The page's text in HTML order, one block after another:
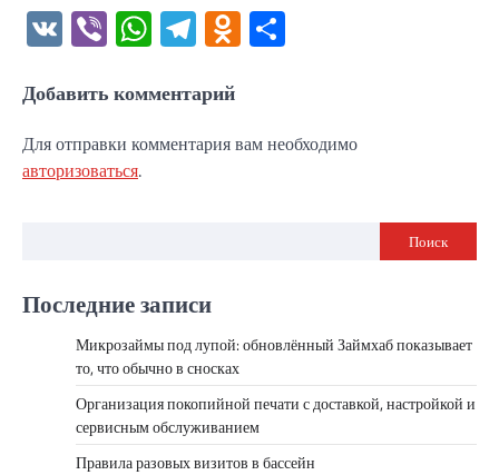
VK ViberWhatsApp
Telegram
Odnoklassniki
Добавить комментарий
Для отправки комментария вам необходимо
авторизоваться.
Поиск
Последние записи
Микрозаймы под лупой: обновлённый Займхаб показывает
то, что обычно в сносках
Организация покопийной печати с доставкой, настройкой и
сервисным обслуживанием
Правила разовых визитов в бассейн